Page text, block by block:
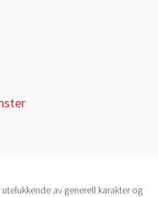
av generell karakter og